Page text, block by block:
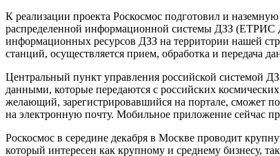
К реализации проекта Роскосмос подготовил и
распределенной информационной системы ДЗЗ (ЕТРИС
информационных ресурсов ДЗЗ на территории нашей
станций, осуществляется прием, обработка и передача
Центральный пункт управления российской системой
данными, которые передаются с российских
желающий, зарегистрировавшийся на портале, сможет
на электронную почту. Мобильное приложение сейчас
Роскосмос в середине декабря в Москве проводит
который интересен как крупному и среднему бизнесу,